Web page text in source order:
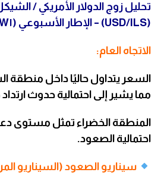
تحليل زوج الدولار الأمريكي /
(USD/ILS) – الإطار الأسبوعي (W١)
الاتجاه العام:
مما يشير إلى احتمالية حدوث
المنطقة الخضراء تمثل مستوى
احتمالية الصعود.
سيناريو الصعود (السيناريو